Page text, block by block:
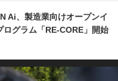
Ai、製造業向けオープンイ
ログラム「RE-CORE」開始